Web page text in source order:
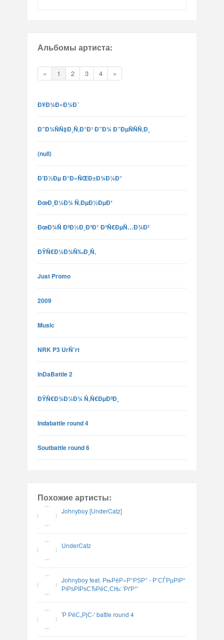
Альбомы артиста:
« 1 2 3 4 »
Ð¥Ð¾Ð»Ð¾Ð´
Ð”Ð¾ÑÑ‡Ð¸Ñ‚Ð°Ð¹ Ð”Ð¾ Ð”ÐµÑÑÑ‚Ð¸
(null)
Ð’Ð½Ðµ Ð°Ð»ÑŒÐ±Ð¾Ð¼Ð°
ÐœÐ¸Ð¼Ð¾ Ñ‚ÐµÐ½ÐµÐ¹
ÐœÐ¾Ñ ÐºÐ½Ð¸Ð³Ð° Ð³Ñ€ÐµÑ…Ð¾Ð²
ÐŸÑ€Ð¼Ð¾Ñ‰Ð¸Ñ‚
Just Promo
2009
Music
NRK P3 UrÑˆrt
InDaBattle 2
ÐŸÑ€Ð¾Ð¼Ð¾ Ñ‚Ñ€ÐµÐºÐ¸
Indabattle round 4
Soutbattle round 6
Похожие артисты:
Johnyboy [UnderCatz]
UnderCatz
Johnyboy feat. РњРёР»Р°РЅР° - Р’СЃРµРіР°
РіРѕРІРѕСЂРёС‚СЊ: 'РґР°'
'Р РёС„РјС‹' battle round 4